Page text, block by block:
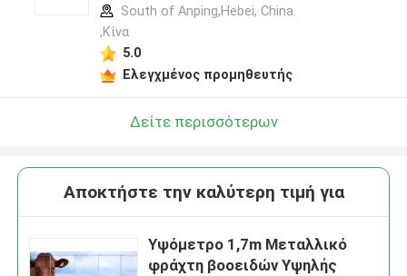
South of Anping,Hebei, China.
,Κίνα
5.0
Ελεγχμένος προμηθευτής
Δείτε περισσότερων
Αποκτήστε την καλύτερη τιμή για
Υψόμετρο 1,7m Μεταλλικό
φράχτη βοοειδών Υψηλής